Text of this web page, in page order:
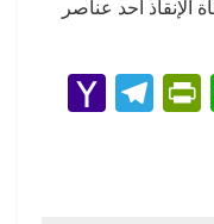
الإنقاذ أحد عناصر
W
Pr
T